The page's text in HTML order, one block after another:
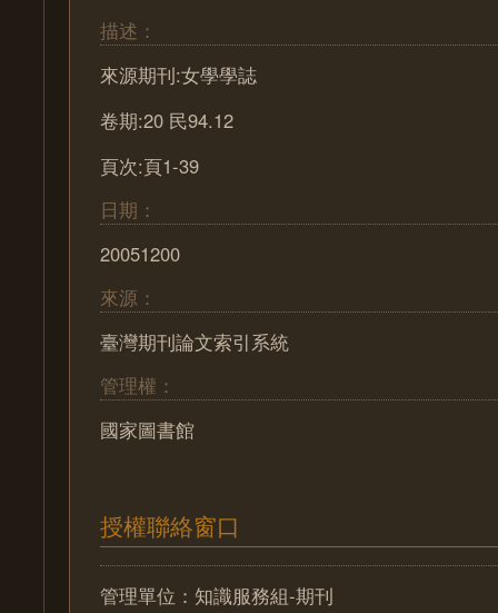
描述：
來源期刊:女學學誌
卷期:20 民94.12
頁次:頁1-39
日期：
20051200
來源：
臺灣期刊論文索引系統
管理權：
國家圖書館
授權聯絡窗口
管理單位：知識服務組-期刊